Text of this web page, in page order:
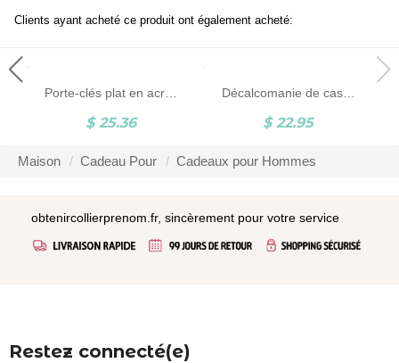
Clients ayant acheté ce produit ont également acheté:
Porte-clés plat en acrylique avec nom personnalisé, cadeau de Noël/d'équitation pour amoureux des chevaux/équestres
$ 25.36
Décalcomanie de casque de nom personnalisé, ensemble de 2, autocollant de décalcomanie de moto, autocollant de nom, bannière de casque personnalisée, cadeau pour les amateurs de moto
$ 22.95
Maison Cadeau Pour Cadeaux pour Hommes
obtenircollierprenom.fr, sincèrement pour votre service
Restez connecté(e)